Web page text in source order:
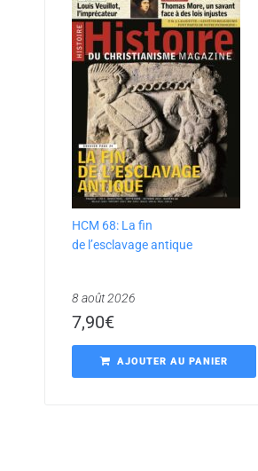
HCM 68: La fin
de l’esclavage antique
8 août 2026
7,90€
AJOUTER AU PANIER